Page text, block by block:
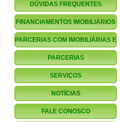
DÚVIDAS FREQUENTES
FINANCIAMENTOS IMOBILIÁRIOS
PARCERIAS COM IMOBILIÁRIAS E
CORRETORES
PARCERIAS
FINANCIAMENTO.COM.BR
SERVIÇOS
NOTÍCIAS
FALE CONOSCO